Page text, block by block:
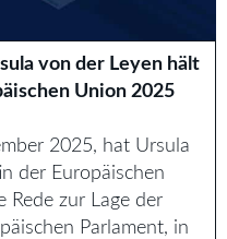
von der Leyen hält
Union 2025
2025, hat Ursula
der Europäischen
Rede zur Lage der
Parlament, in